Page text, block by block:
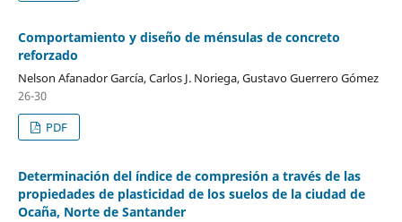
Comportamiento y diseño de ménsulas de concreto
reforzado
Nelson Afanador García, Carlos J. Noriega, Gustavo Guerrero Gómez
26-30
PDF
Determinación del índice de compresión a través de las
propiedades de plasticidad de los suelos de la ciudad de
Ocaña, Norte de Santander